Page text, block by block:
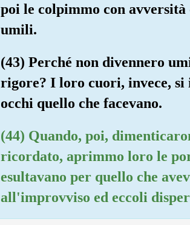
poi le colpimmo con
umili.
(43) Perché non divennero
rigore? I loro cuori, invece,
occhi quello che facevano.
(44) Quando, poi,
ricordato, aprimmo loro le
esultavano per quello che
all'improvviso ed eccoli